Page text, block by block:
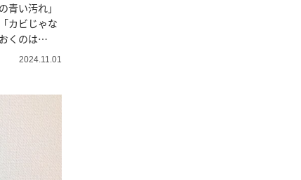
青い汚れ」
カビじゃな
くのは
2024.11.01